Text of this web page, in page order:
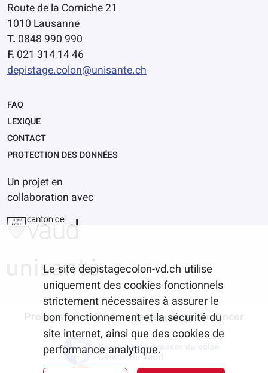
Route de la Corniche 21
1010 Lausanne
T. 0848 990 990
F. 021 314 14 46
depistage.colon@unisante.ch
Liens pratiques
FAQ
LEXIQUE
CONTACT
PROTECTION DES DONNÉES
Un projet en
collaboration avec
Image
Programmes Vaudois de dépistage du cancer
Le site depistagecolon-vd.ch utilise
uniquement des cookies fonctionnels
strictement nécessaires à assurer le
bon fonctionnement et la sécurité du
site internet, ainsi que des cookies de
performance analytique.